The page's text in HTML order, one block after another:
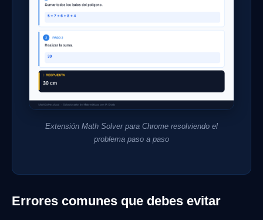
Extensión Math Solver para Chrome resolviendo el
problema paso a paso
Errores comunes que debes evitar